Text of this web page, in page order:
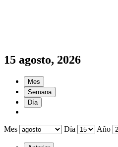
15 agosto, 2026
Mes
Semana
Día
Mes Día Año